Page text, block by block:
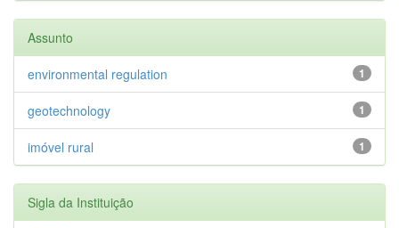
Assunto
1
environmental regulation
1
geotechnology
1
imóvel rural
Sigla da Instituição